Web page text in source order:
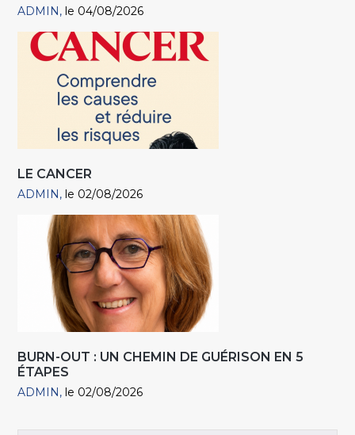
ADMIN le 04/08/2026
LE CANCER
ADMIN le 02/08/2026
BURN-OUT : UN CHEMIN DE GUÉRISON EN 5
ÉTAPES
ADMIN le 02/08/2026